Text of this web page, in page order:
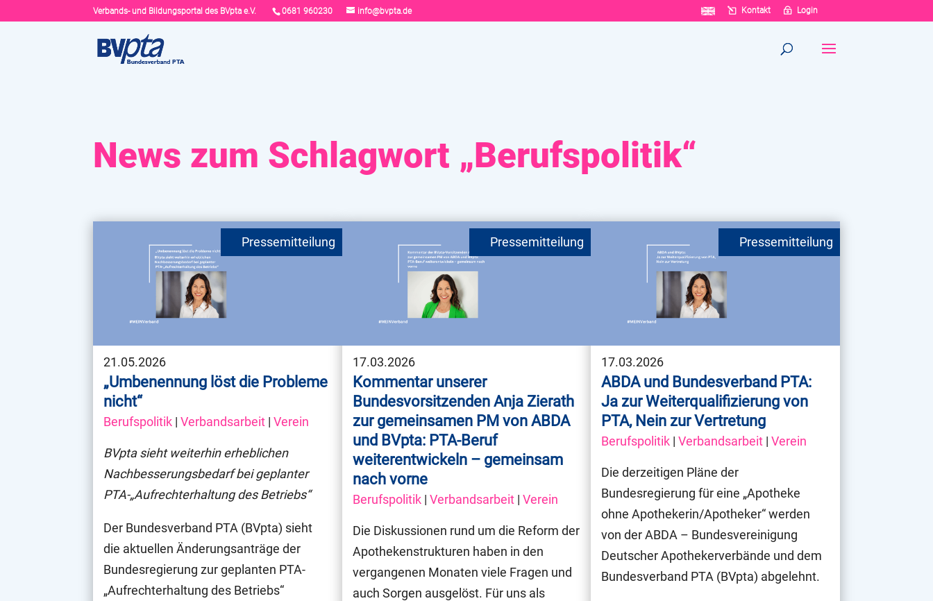
Verbands- und Bildungsportal des BVpta e.V. 0681 960230 info@bvpta.de Kontakt Login
News zum Schlagwort „Berufspolitik“
21.05.2026
„Umbenennung löst die Probleme
nicht“
Berufspolitik |Verbandsarbeit |Verein
BVpta sieht weiterhin erheblichen
Nachbesserungsbedarf bei geplanter
PTA-„Aufrechterhaltung des Betriebs“
Der Bundesverband PTA (BVpta) sieht
die aktuellen Änderungsanträge der
Bundesregierung zur geplanten PTA-
„Aufrechterhaltung des Betriebs“
17.03.2026
Kommentar unserer
Bundesvorsitzenden Anja Zierath
zur gemeinsamen PM von ABDA
und BVpta: PTA-Beruf
weiterentwickeln – gemeinsam
nach vorne
Berufspolitik| Verbandsarbeit| Verein
Die Diskussionen rund um die Reform der
Apothekenstrukturen haben in den
vergangenen Monaten viele Fragen und
auch Sorgen ausgelöst. Für uns als
17.03.2026
ABDA und Bundesverband PTA:
Ja zur Weiterqualifizierung von
PTA, Nein zur Vertretung
Berufspolitik |Verbandsarbeit |Verein
Die derzeitigen Pläne der
Bundesregierung für eine „Apotheke
ohne Apothekerin/Apotheker“ werden
von der ABDA – Bundesvereinigung
Deutscher Apothekerverbände und dem
Bundesverband PTA (BVpta) abgelehnt.